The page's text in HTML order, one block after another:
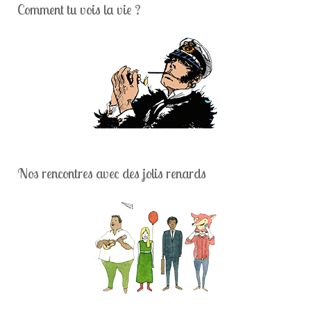
Comment tu vois la vie ?
Nos rencontres avec des jolis renards